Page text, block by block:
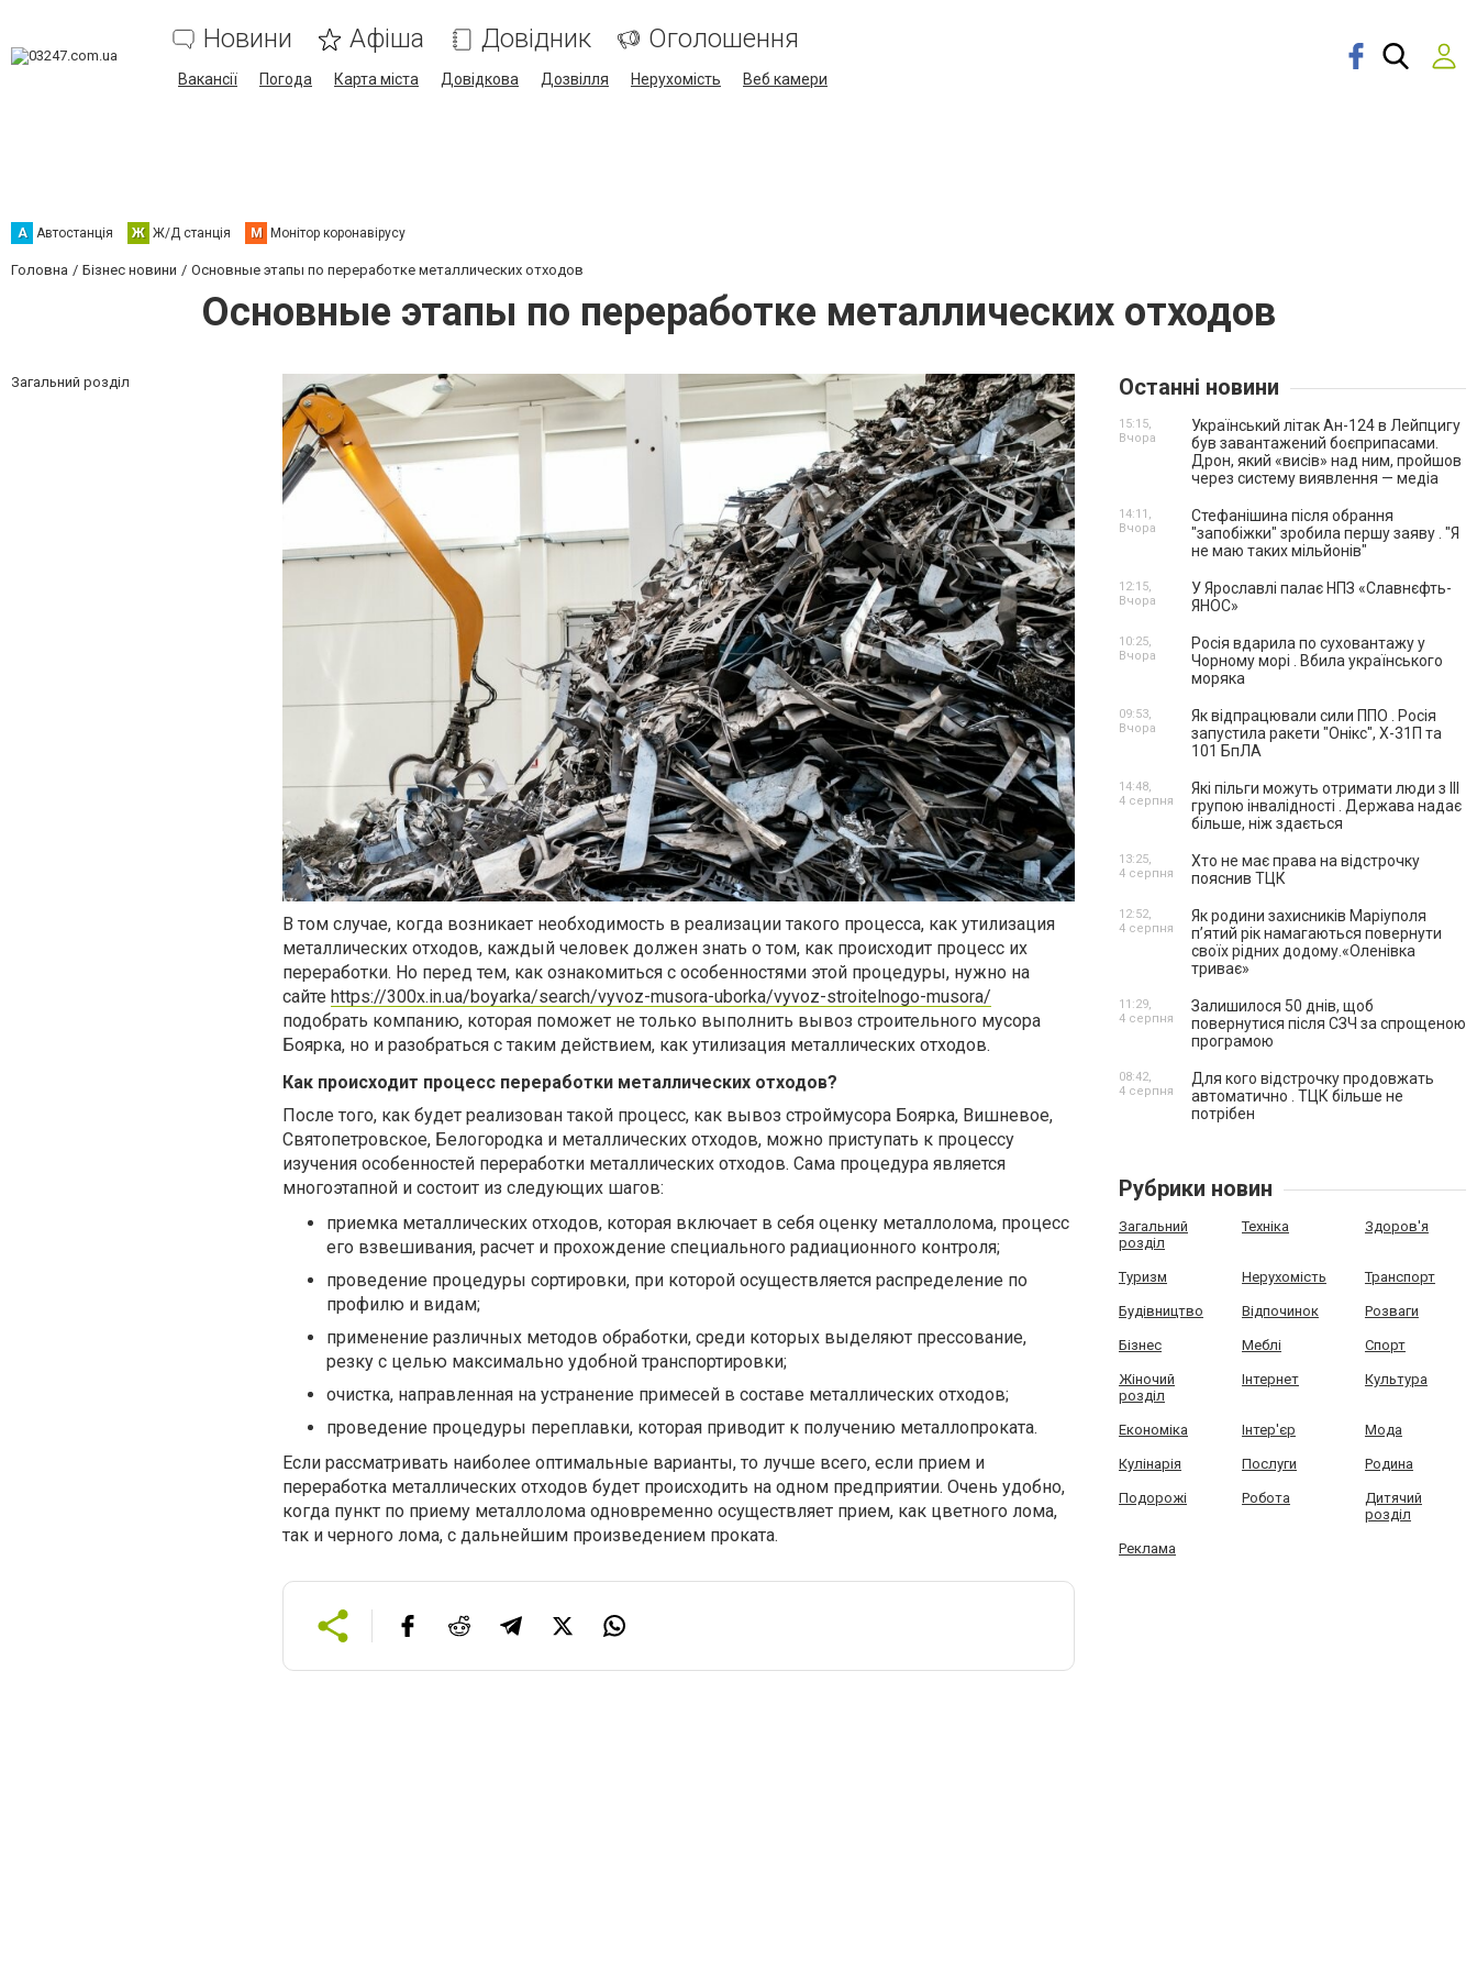
Новини Афіша Довідник Оголошення
Вакансії Погода Карта міста Довідкова Дозвілля Нерухомість Веб камери
А Автостанція Ж Ж/Д станція М Монітор коронавірусу
Головна Бізнес новини Основные этапы по переработке металлических отходов
Основные этапы по переработке металлических отходов
Загальний розділ
В том случае, когда возникает необходимость в реализации такого процесса, как утилизация
металлических отходов, каждый человек должен знать о том, как происходит процесс их
переработки. Но перед тем, как ознакомиться с особенностями этой процедуры, нужно на
сайте https://300x.in.ua/boyarka/search/vyvoz-musora-uborka/vyvoz-stroitelnogo-musora/
подобрать компанию, которая поможет не только выполнить вывоз строительного мусора
Боярка, но и разобраться с таким действием, как утилизация металлических отходов.
Как происходит процесс переработки металлических отходов?
После того, как будет реализован такой процесс, как вывоз строймусора Боярка, Вишневое,
Святопетровское, Белогородка и металлических отходов, можно приступать к процессу
изучения особенностей переработки металлических отходов. Сама процедура является
многоэтапной и состоит из следующих шагов:
приемка металлических отходов, которая включает в себя оценку металлолома, процесс
его взвешивания, расчет и прохождение специального радиационного контроля;
проведение процедуры сортировки, при которой осуществляется распределение по
профилю и видам;
применение различных методов обработки, среди которых выделяют прессование,
резку с целью максимально удобной транспортировки;
очистка, направленная на устранение примесей в составе металлических отходов;
проведение процедуры переплавки, которая приводит к получению металлопроката.
Если рассматривать наиболее оптимальные варианты, то лучше всего, если прием и
переработка металлических отходов будет происходить на одном предприятии. Очень удобно,
когда пункт по приему металлолома одновременно осуществляет прием, как цветного лома,
так и черного лома, с дальнейшим произведением проката.
Останні новини
Український літак Ан-124 в Лейпцигу
був завантажений боєприпасами.
Дрон, який «висів» над ним, пройшов
через систему виявлення — медіа
15:15,
Вчора
Стефанішина після обрання
"запобіжки" зробила першу заяву . "Я
не маю таких мільйонів"
14:11,
Вчора
У Ярославлі палає НПЗ «Славнєфть-
ЯНОС»
12:15,
Вчора
Росія вдарила по суховантажу у
Чорному морі . Вбила українського
моряка
10:25,
Вчора
Як відпрацювали сили ППО . Росія
запустила ракети "Онікс", Х-31П та
101 БпЛА
09:53,
Вчора
Які пільги можуть отримати люди з III
групою інвалідності . Держава надає
більше, ніж здається
14:48,
4 серпня
Хто не має права на відстрочку
пояснив ТЦК
13:25,
4 серпня
Як родини захисників Маріуполя
пʼятий рік намагаються повернути
своїх рідних додому.«Оленівка
триває»
12:52,
4 серпня
Залишилося 50 днів, щоб
повернутися після СЗЧ за спрощеною
програмою
11:29,
4 серпня
Для кого відстрочку продовжать
автоматично . ТЦК більше не
потрібен
08:42,
4 серпня
Рубрики новин
Загальний
розділ
Техніка Здоров'я
Туризм Нерухомість Транспорт
Будівництво Відпочинок Розваги
Бізнес Меблі Спорт
Жіночий
розділ
Інтернет Культура
Економіка Інтер'єр Мода
Кулінарія Послуги Родина
Подорожі Робота
Дитячий
розділ
Реклама